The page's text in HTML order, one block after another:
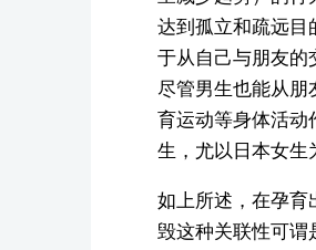
达到孤立和疏远目
于从自己与朋友的
尽管男生也能从朋
育运动等身体活动
生，尤以日本女生
如上所述，在孕育
毁这种关联性可谓